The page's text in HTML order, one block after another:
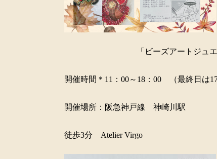
「ビーズアートジュ
開催時間＊11：00～18：00 （最終日は17
開催場所：阪急神戸線 神崎川駅
徒歩3分 Atelier Virgo